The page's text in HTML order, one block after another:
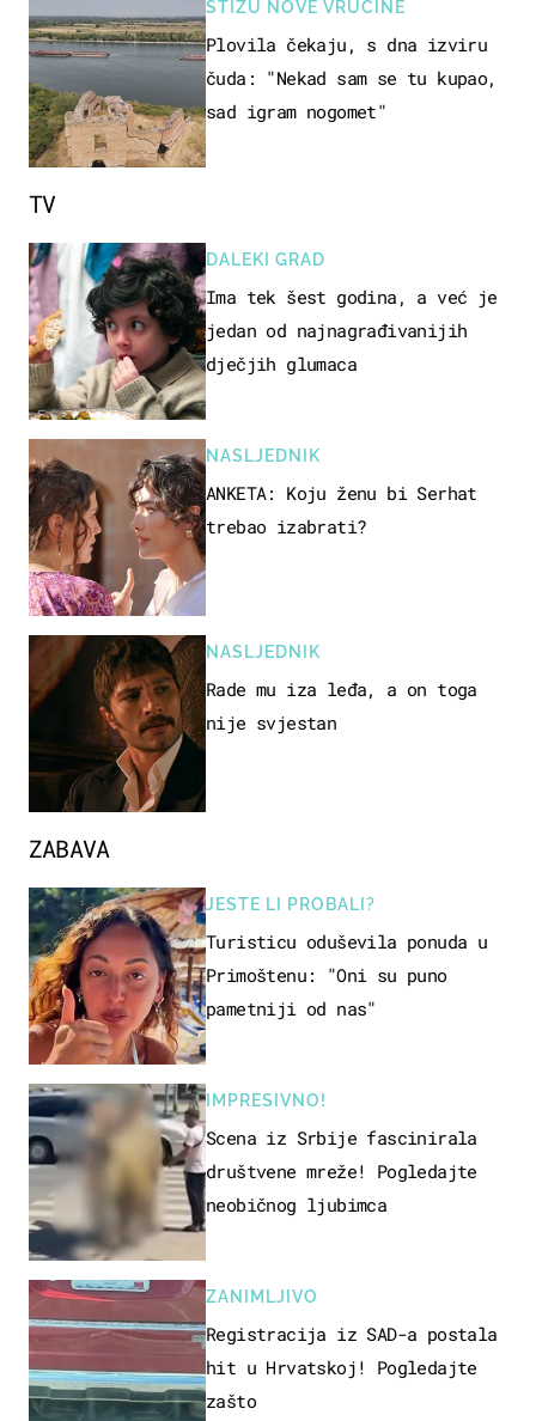
STIŽU NOVE VRUĆINE
Plovila čekaju, s dna izviru
čuda: "Nekad sam se tu kupao,
sad igram nogomet"
ZABAVA
JESTE LI PROBALI?
Turisticu oduševila ponuda u
Primoštenu: "Oni su puno
pametniji od nas"
IMPRESIVNO!
Scena iz Srbije fascinirala
društvene mreže! Pogledajte
neobičnog ljubimca
ZANIMLJIVO
Registracija iz SAD-a postala
hit u Hrvatskoj! Pogledajte
zašto
TV
DALEKI GRAD
Ima tek šest godina, a već je
jedan od najnagrađivanijih
dječjih glumaca
NASLJEDNIK
ANKETA: Koju ženu bi Serhat
trebao izabrati?
NASLJEDNIK
Rade mu iza leđa, a on toga
nije svjestan